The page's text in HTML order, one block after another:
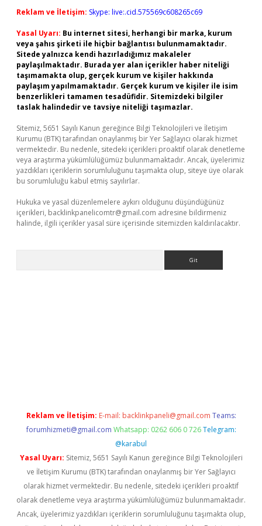
Reklam ve İletişim: Skype: live:.cid.575569c608265c69
Yasal Uyarı: Bu internet sitesi, herhangi bir marka, kurum
veya şahıs şirketi ile hiçbir bağlantısı bulunmamaktadır.
Sitede yalnızca kendi hazırladığımız makaleler
paylaşılmaktadır. Burada yer alan içerikler haber niteliği
taşımamakta olup, gerçek kurum ve kişiler hakkında
paylaşım yapılmamaktadır. Gerçek kurum ve kişiler ile isim
benzerlikleri tamamen tesadüfidir. Sitemizdeki bilgiler
taslak halindedir ve tavsiye niteliği taşımazlar.
Sitemiz, 5651 Sayılı Kanun gereğince Bilgi Teknolojileri ve İletişim
Kurumu (BTK) tarafından onaylanmış bir Yer Sağlayıcı olarak hizmet
vermektedir. Bu nedenle, sitedeki içerikleri proaktif olarak denetleme
veya araştırma yükümlülüğümüz bulunmamaktadır. Ancak, üyelerimiz
yazdıkları içeriklerin sorumluluğunu taşımakta olup, siteye üye olarak
bu sorumluluğu kabul etmiş sayılırlar.
Hukuka ve yasal düzenlemelere aykırı olduğunu düşündüğünüz
içerikleri, backlinkpanelicomtr@gmail.com adresine bildirmeniz
halinde, ilgili içerikler yasal süre içerisinde sitemizden kaldırılacaktır.
Reklam ve İletişim: E-mail: backlinkpaneli@gmail.com Teams:
forumhizmeti@gmail.com Whatsapp: 0262 606 0 726 Telegram:
@karabul
Yasal Uyarı: Sitemiz, 5651 Sayılı Kanun gereğince Bilgi Teknolojileri
ve İletişim Kurumu (BTK) tarafından onaylanmış bir Yer Sağlayıcı
olarak hizmet vermektedir. Bu nedenle, sitedeki içerikleri proaktif
olarak denetleme veya araştırma yükümlülüğümüz bulunmamaktadır.
Ancak, üyelerimiz yazdıkları içeriklerin sorumluluğunu taşımakta olup,